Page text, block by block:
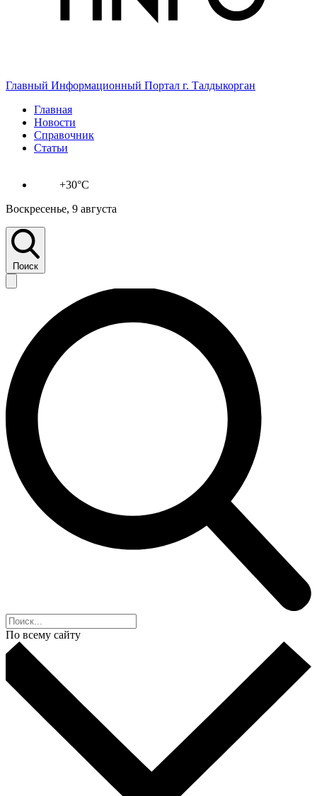
Главный Информационный Портал г. Талдыкорган
Главная
Новости
Справочник
Статьи
+30°C
Воскресенье, 9 августа
Поиск
По всему сайту